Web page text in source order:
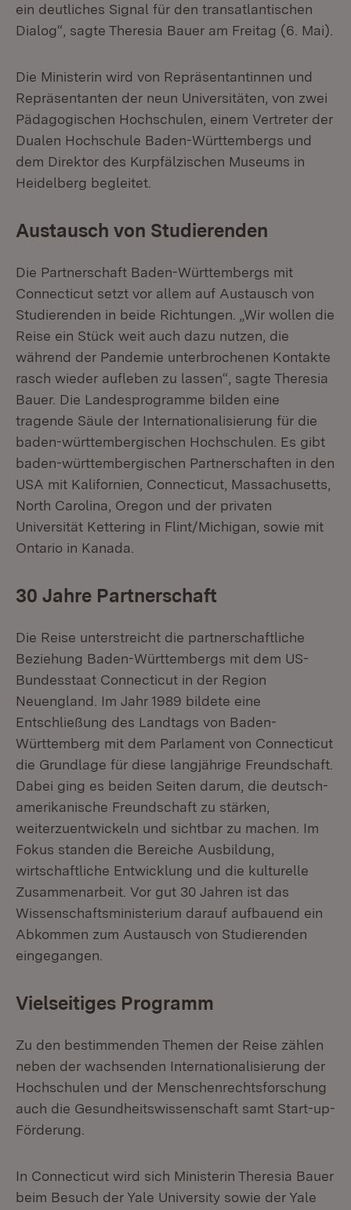
ein deutliches Signal für den transatlantischen
Dialog“, sagte Theresia Bauer am Freitag (6. Mai).
Die Ministerin wird von Repräsentantinnen und
Repräsentanten der neun Universitäten, von zwei
Pädagogischen Hochschulen, einem Vertreter der
Dualen Hochschule Baden-Württembergs und
dem Direktor des Kurpfälzischen Museums in
Heidelberg begleitet.
Austausch von Studierenden
Die Partnerschaft Baden-Württembergs mit
Connecticut setzt vor allem auf Austausch von
Studierenden in beide Richtungen. „Wir wollen die
Reise ein Stück weit auch dazu nutzen, die
während der Pandemie unterbrochenen Kontakte
rasch wieder aufleben zu lassen“, sagte Theresia
Bauer. Die Landesprogramme bilden eine
tragende Säule der Internationalisierung für die
baden-württembergischen Hochschulen. Es gibt
baden-württembergischen Partnerschaften in den
USA mit Kalifornien, Connecticut, Massachusetts,
North Carolina, Oregon und der privaten
Universität Kettering in Flint/Michigan, sowie mit
Ontario in Kanada.
30 Jahre Partnerschaft
Die Reise unterstreicht die partnerschaftliche
Beziehung Baden-Württembergs mit dem US-
Bundesstaat Connecticut in der Region
Neuengland. Im Jahr 1989 bildete eine
Entschließung des Landtags von Baden-
Württemberg mit dem Parlament von Connecticut
die Grundlage für diese langjährige Freundschaft.
Dabei ging es beiden Seiten darum, die deutsch-
amerikanische Freundschaft zu stärken,
weiterzuentwickeln und sichtbar zu machen. Im
Fokus standen die Bereiche Ausbildung,
wirtschaftliche Entwicklung und die kulturelle
Zusammenarbeit. Vor gut 30 Jahren ist das
Wissenschaftsministerium darauf aufbauend ein
Abkommen zum Austausch von Studierenden
eingegangen.
Vielseitiges Programm
Zu den bestimmenden Themen der Reise zählen
neben der wachsenden Internationalisierung der
Hochschulen und der Menschenrechtsforschung
auch die Gesundheitswissenschaft samt Start-up-
Förderung.
In Connecticut wird sich Ministerin Theresia Bauer
beim Besuch der Yale University sowie der Yale